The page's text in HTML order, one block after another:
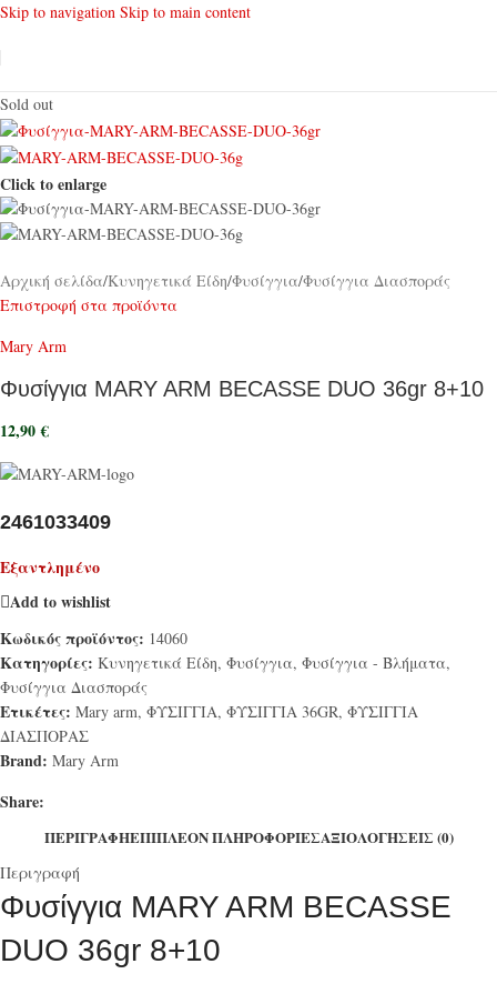
Skip to navigation Skip to main content
Sold out
Click to enlarge
Αρχική σελίδα/Κυνηγετικά Είδη/Φυσίγγια/Φυσίγγια Διασποράς
Επιστροφή στα προϊόντα
Mary Arm
Φυσίγγια MARY ARM BECASSE DUO 36gr 8+10
12,90€
2461033409
Εξαντλημένο
Add to wishlist
Κωδικός προϊόντος: 14060
Κατηγορίες: Κυνηγετικά Είδη, Φυσίγγια, Φυσίγγια - Βλήματα,
Φυσίγγια Διασποράς
Ετικέτες: Mary arm, ΦΥΣΙΓΓΙΑ, ΦΥΣΙΓΓΙΑ 36GR, ΦΥΣΙΓΓΙΑ
ΔΙΑΣΠΟΡΑΣ
Brand: Mary Arm
Share:
ΠΕΡΙΓΡΑΦΉΕΠΙΠΛΈΟΝ ΠΛΗΡΟΦΟΡΊΕΣΑΞΙΟΛΟΓΉΣΕΙΣ (0)
Περιγραφή
Φυσίγγια MARY ARM BECASSE
DUO 36gr 8+10